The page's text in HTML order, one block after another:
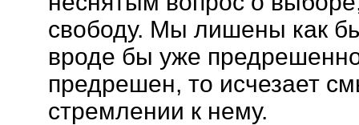
свободу. Мы лишены как
вроде бы уже
предрешен, то исчезает
стремлении к нему.